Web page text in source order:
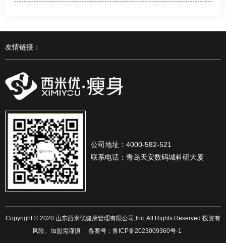
友情链接：
公司地址：4000-582-521
联系电话：青岛天安数码城科研大厦
Copyright © 2020 山东西米优健康管理有限公司,lnc. All Rights Reserved.投资有
风险、加盟需谨慎
备案号： 鲁ICP备2023009360号-1